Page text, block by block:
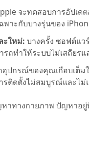
จะทดสอบการอัปเด
าะกับบางรุ่นของ
ะใหม่: บางครั้ง ซอฟต์แว
ถทำให้ระบบไม่เสถียร
อุปกรณ์ของคุณเกือบเต็ม
รติดตั้งไม่สมบูรณ์และไม่
ทางกายภาพ ปัญหาอ